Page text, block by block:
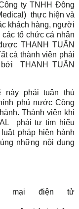
ty TNHH Đông
thực hiện và
khách hàng, người
tổ chức cá nhân
THANH TUẤN
cả thành viên phải
THANH TUẤN
này phải tuân thủ
phủ nước Cộng
Thành viên khi
phải tự tìm hiểu
pháp hiện hành
những nội dung
mại điện tử